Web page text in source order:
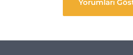
Yorumları